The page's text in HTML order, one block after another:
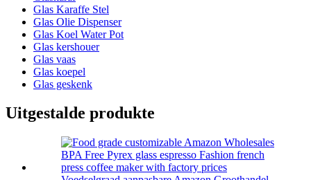
Glas Karaffe Stel
Glas Olie Dispenser
Glas Koel Water Pot
Glas kershouer
Glas vaas
Glas koepel
Glas geskenk
Uitgestalde produkte